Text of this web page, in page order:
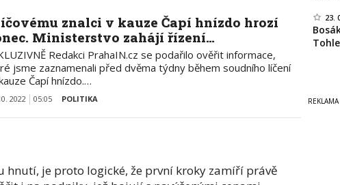
znalci v kauze Čapí hnízdo hrozí
Ministerstvo zahájí řízení…
Redakci PrahaIN.cz se podařilo ověřit informace,
jsme zaznamenali před dvěma týdny během soudního líčení
Čapí hnízdo.…
2022 05:05 POLITIKA
je proto logické, že první kroky zamíří právě
23.